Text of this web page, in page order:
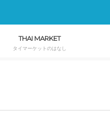
THAI MARKET
タイマーケットのはなし